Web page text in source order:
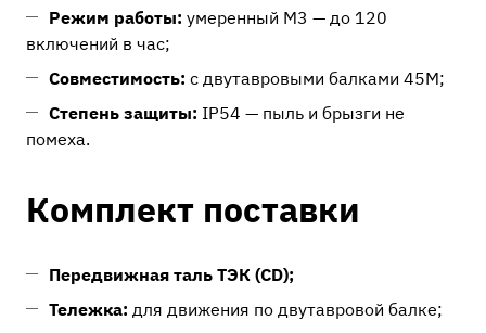
Режим работы: умеренный М3 — до 120
включений в час;
Совместимость: с двутавровыми балками 45М;
Степень защиты: IP54 — пыль и брызги не
помеха.
Комплект поставки
Передвижная таль ТЭК (CD);
Тележка: для движения по двутавровой балке;